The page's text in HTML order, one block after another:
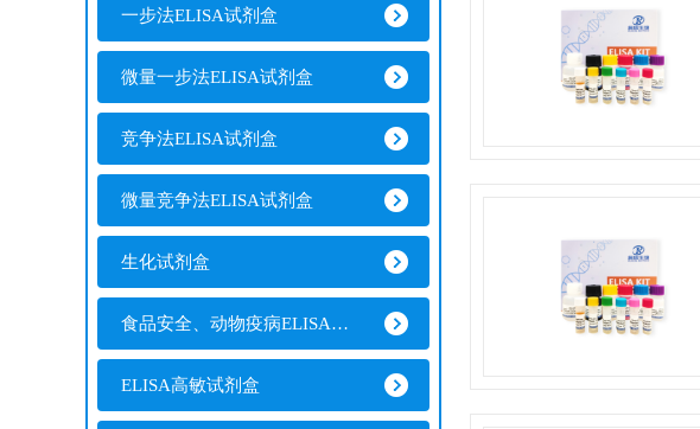
一步法ELISA试剂盒
微量一步法ELISA试剂盒
竞争法ELISA试剂盒
微量竞争法ELISA试剂盒
生化试剂盒
食品安全、动物疫病ELISA试剂盒
ELISA高敏试剂盒